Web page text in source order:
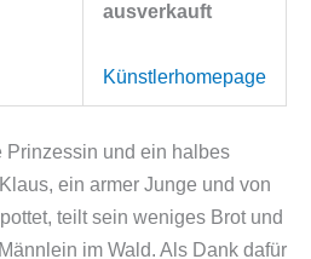
ausverkauft
Künstlerhomepage
Prinzessin und ein halbes
ein armer Junge und von
teilt sein weniges Brot und
im Wald. Als Dank dafür